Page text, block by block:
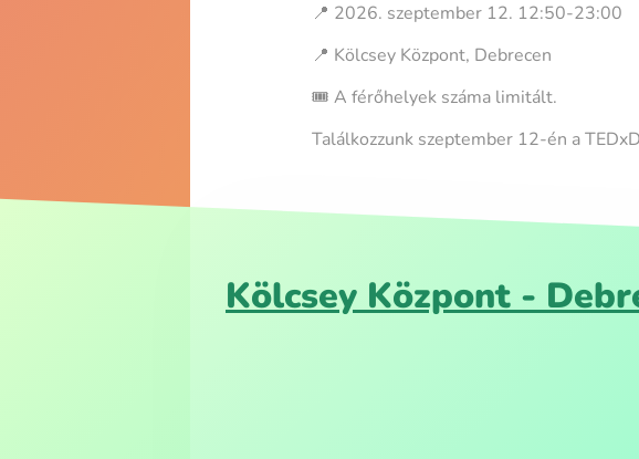
📍 2026. szeptember 12. 12:50-23:00
📍 Kölcsey Központ, Debrecen
🎟️ A férőhelyek száma limitált.
Találkozzunk szeptember 12-én a
Kölcsey Központ -